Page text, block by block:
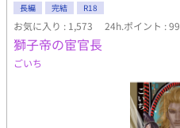
長編 完結 R18
お気に入り : 1,573 24h.ポイント : 99
獅子帝の宦官長
ごいち